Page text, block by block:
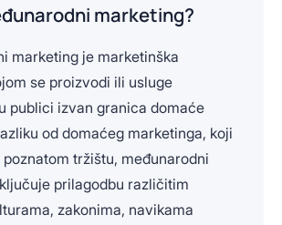
marketing?
marketing je marketinška
se proizvodi ili usluge
publici izvan granica domaće
od domaćeg marketinga, koji
tržištu, međunarodni
prilagodbu različitim
zakonima, navikama